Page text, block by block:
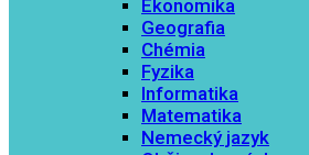
Ekonomika
Geografia
Chémia
Fyzika
Informatika
Matematika
Nemecký jazyk